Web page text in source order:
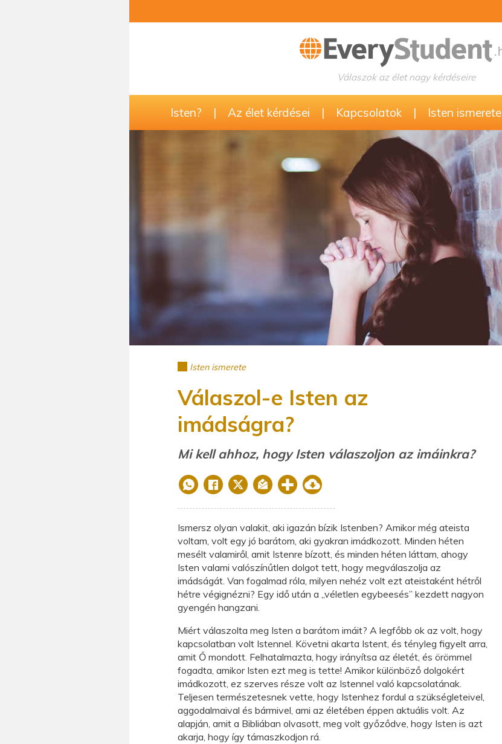
Válaszok az élet nagy kérdéseire
Isten? | Az élet kérdései | Kapcsolatok | Isten ismerete
Isten ismerete
Válaszol-e Isten az
imádságra?
Mi kell ahhoz, hogy Isten válaszoljon az imáinkra?
Ismersz olyan valakit, aki igazán bízik Istenben? Amikor még ateista
voltam, volt egy jó barátom, aki gyakran imádkozott. Minden héten
mesélt valamiről, amit Istenre bízott, és minden héten láttam, ahogy
Isten valami valószínűtlen dolgot tett, hogy megválaszolja az
imádságát. Van fogalmad róla, milyen nehéz volt ezt ateistaként hétről
hétre végignézni? Egy idő után a „véletlen egybeesés” kezdett nagyon
gyengén hangzani.
Miért válaszolta meg Isten a barátom imáit? A legfőbb ok az volt, hogy
kapcsolatban volt Istennel. Követni akarta Istent, és tényleg figyelt arra,
amit Ő mondott. Felhatalmazta, hogy irányítsa az életét, és örömmel
fogadta, amikor Isten ezt meg is tette! Amikor különböző dolgokért
imádkozott, ez szerves része volt az Istennel való kapcsolatának.
Teljesen természetesnek vette, hogy Istenhez fordul a szükségleteivel,
aggodalmaival és bármivel, ami az életében éppen aktuális volt. Az
alapján, amit a Bibliában olvasott, meg volt győződve, hogy Isten is azt
akarja, hogy így támaszkodjon rá.